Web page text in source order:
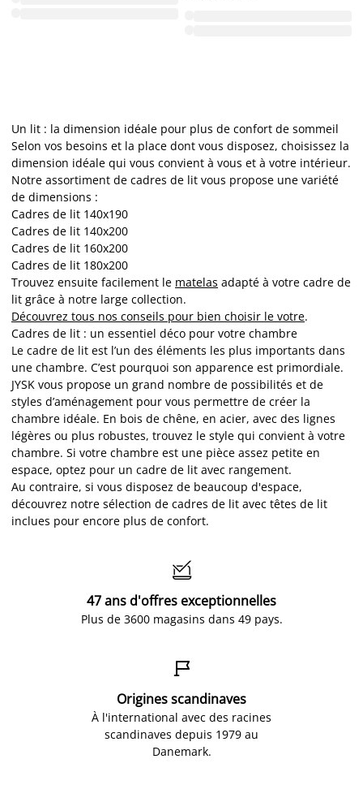
Un lit : la dimension idéale pour plus de confort de sommeil
Selon vos besoins et la place dont vous disposez, choisissez la
dimension idéale qui vous convient à vous et à votre intérieur.
Notre assortiment de cadres de lit vous propose une variété
de dimensions :
Cadres de lit 140x190
Cadres de lit 140x200
Cadres de lit 160x200
Cadres de lit 180x200
Trouvez ensuite facilement le matelas adapté à votre cadre de
lit grâce à notre large collection.
Découvrez tous nos conseils pour bien choisir le votre.
Cadres de lit : un essentiel déco pour votre chambre
Le cadre de lit est l’un des éléments les plus importants dans
une chambre. C’est pourquoi son apparence est primordiale.
JYSK vous propose un grand nombre de possibilités et de
styles d’aménagement pour vous permettre de créer la
chambre idéale. En bois de chêne, en acier, avec des lignes
légères ou plus robustes, trouvez le style qui convient à votre
chambre. Si votre chambre est une pièce assez petite en
espace, optez pour un cadre de lit avec rangement.
Au contraire, si vous disposez de beaucoup d'espace,
découvrez notre sélection de cadres de lit avec têtes de lit
inclues pour encore plus de confort.

47 ans d'offres exceptionnelles
Plus de 3600 magasins dans 49 pays.

Origines scandinaves
À l'international avec des racines
scandinaves depuis 1979 au
Danemark.